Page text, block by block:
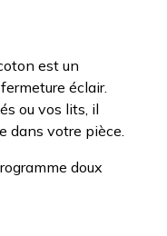
est un
éclair.
ou vos lits, il
dans votre pièce.
doux